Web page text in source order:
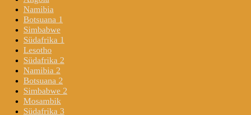
Namibia
Botsuana 1
Simbabwe
Südafrika 1
Lesotho
Südafrika 2
Namibia 2
Botsuana 2
Simbabwe 2
Mosambik
Südafrika 3